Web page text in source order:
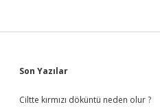
Sidebar
Son Yazılar
Ciltte kırmızı döküntü neden olur ?